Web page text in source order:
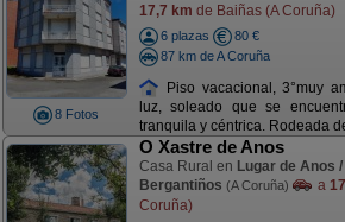
8 Fotos
17,7 km de Baiñas (A Coruña)
6 plazas
80 €
87 km de A Coruña
Piso vacacional, 3°muy
luz, soleado que se
tranquila y céntrica. Rodeada
O Xastre de Anos
Casa Rural en Lugar de Anos
Bergantiños (A Coruña) a
Coruña)